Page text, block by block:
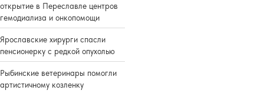
открытие в Переславле центров
гемодиализа и онкопомощи
Ярославские хирурги спасли
пенсионерку с редкой опухолью
Рыбинские ветеринары помогли
артистичному козленку